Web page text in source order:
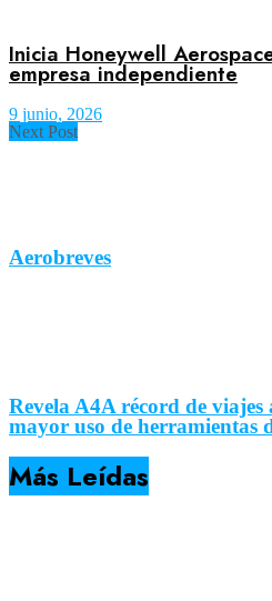
Inicia Honeywell
empresa independiente
9 junio, 2026
Next Post
Aerobreves
Revela A4A récord de viajes
mayor uso de herramientas
Más Leídas